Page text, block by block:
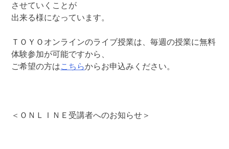
させていくことが
出来る様になっています。
ＴＯＹＯオンラインのライブ授業は、毎週の授業に無料
体験参加が可能ですから、
ご希望の方はこちらからお申込みください。
＜ＯＮＬＩＮＥ受講者へのお知らせ＞